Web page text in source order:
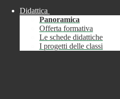
Chiudi
Informazione
Didattica
Panoramica
Offerta formativa
Le schede didattiche
I progetti delle classi